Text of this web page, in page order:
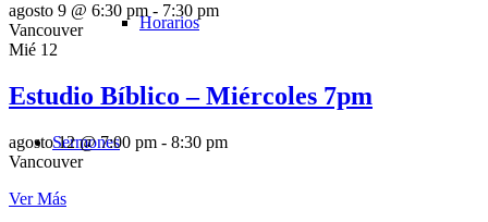
Horarios
Sermones
agosto 9 @ 6:30 pm - 7:30 pm
Vancouver
Mié 12
Estudio Bíblico – Miércoles 7pm
agosto 12 @ 7:00 pm - 8:30 pm
Vancouver
Ver Más